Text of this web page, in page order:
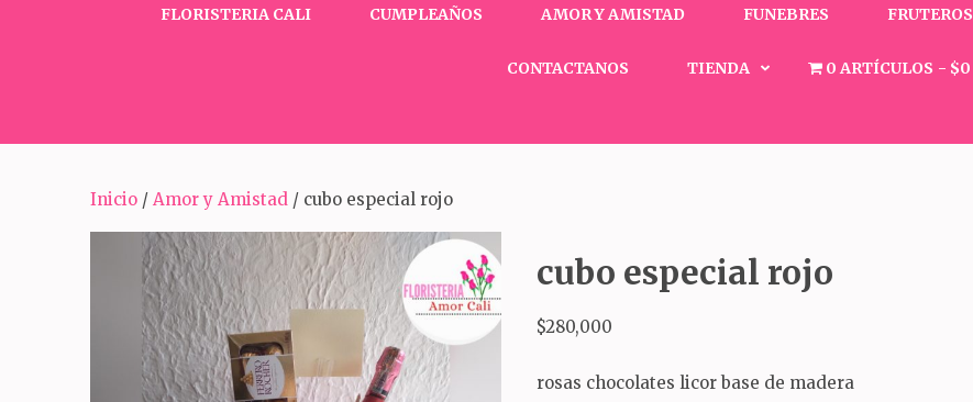
FLORISTERIA CALI CUMPLEAÑOS AMOR Y AMISTAD FUNEBRES FRUTEROS
CONTACTANOS TIENDA 0 ARTÍCULOS $0
Inicio / Amor y Amistad / cubo especial rojo
cubo especial rojo
$280,000
rosas chocolates licor base de madera